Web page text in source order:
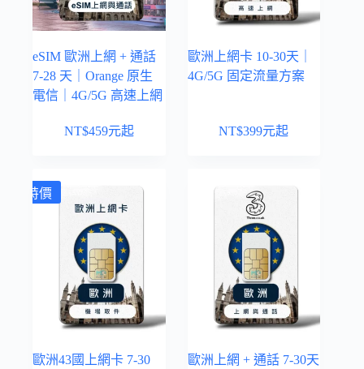
eSIM 歐洲上網 + 通話
7-28 天｜Orange 原生
電信｜4G/5G 高速上網
NT$459元起
歐洲上網卡 10-30天｜
4G/5G 固定流量方案
NT$399元起
特價
歐洲43國上網卡 7-30
歐洲上網 + 通話 7-30天